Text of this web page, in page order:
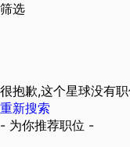
筛选
很抱歉,这个星球没有职
重新搜索
- 为你推荐职位 -